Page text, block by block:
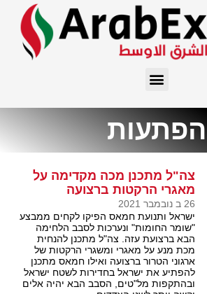
הפתעות
צה"ל מתכנן מכה מקדימה על
מאגרי הרקטות ברצועה
26 ב נובמבר 2021
ישראל ותנועת חמאס הפיקו לקחים ממבצע
"שומר החומות" ונערכות לסבב הלחימה
הבא ברצועת עזה. צה"ל מתכנן להנחית
מכת מנע על מאגרי ומשגרי הרקטות של
ארגוני הטרור ברצועה ואילו חמאס מתכנן
להפתיע את ישראל בחדירות לשטח ישראל
ובהתקפות מל"טים, הסבב הבא יהיה אלים